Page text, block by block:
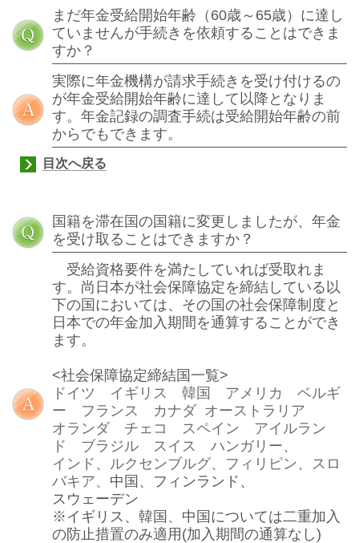
まだ年金受給開始年齢（ 60歳～ 65歳）に達し
ていませんが手続きを依頼することはできま
すか？
実際に年金機構が請求手続きを受け付けるの
が年金受給開始年齢に達して以降となりま
す。年金記録の調査手続は受給開始年齢の前
からでもできます。
目次へ戻る
国籍を滞在国の国籍に変更しましたが、年金
を受け取ることはできますか？
受給資格要件を満たしていれば受取れま
す。尚日本が社会保障協定を締結している以
下の国においては、その国の社会保障制度と
日本での年金加入期間を通算することができ
ます。
<社会保障協定締結国一覧>
ドイツ イギリス 韓国 アメリカ ベルギ
ー フランス カナダ オーストラリア
オランダ チェコ スペイン アイルラン
ド ブラジル スイス ハンガリー、
インド、ルクセンブルグ、フィリピン、スロ
バキア、 中国、フィンランド、
スウェーデン
※イギリス、韓国 、 中国については二重加入
の防止措置のみ適用(加入期間の通算なし)